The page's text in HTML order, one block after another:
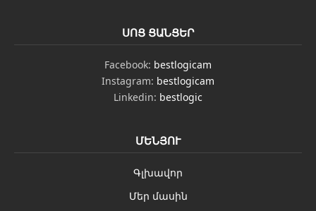
ՍՈՑ ՑԱՆՑԵՐ
Facebook: bestlogicam
Instagram: bestlogicam
Linkedin: bestlogic
ՄԵՆՅՈՒ
Գլխավոր
Մեր մասին